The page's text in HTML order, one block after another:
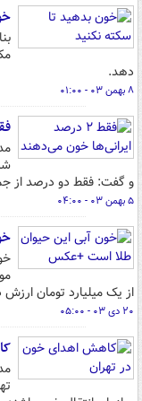
دهد.
۸ بهمن ۰۳ - ۰۱:۰۰
فقط ۲
و گفت: فقط دو درصد از
۵ بهمن ۰۳ - ۰۴:۰۰
از یک میلیارد تومان ارزش
۲۰ دی ۰۳ - ۰۵:۰۰